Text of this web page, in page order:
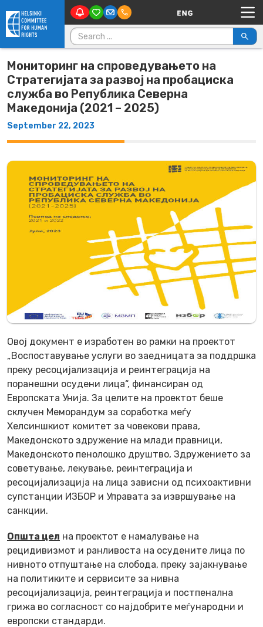
Skip to content Main Navigation
Search for:
Мониторинг на спроведувањето на
Стратегијата за развој на пробациска
служба во Република Северна
Македонија (2021 – 2025)
September 22, 2023
Овој документ е изработен во рамки на проектот
„Воспоставување услуги во заедницата за поддршка
преку ресоцијализација и реинтеграција на
поранешни осудени лица“, финансиран од
Европската Унија. За целите на проектот беше
склучен Меморандум за соработка меѓу
Хелсиншкиот комитет за човекови права,
Македонското здружение на млади правници,
Македонското пенолошко друштво, Здружението за
советување, лекување, реинтеграција и
ресоцијализација на лица зависни од психоактивни
супстанции ИЗБОР и Управата за извршување на
санкции.
Општа цел на проектот е намалување на
рецидивизмот и ранливоста на осудените лица по
нивното отпуштање на слобода, преку зајакнување
на политиките и сервисите за нивна
ресоцијализација, реинтеграција и постпенална
грижа во согласност со најдобрите меѓународни и
европски стандарди.